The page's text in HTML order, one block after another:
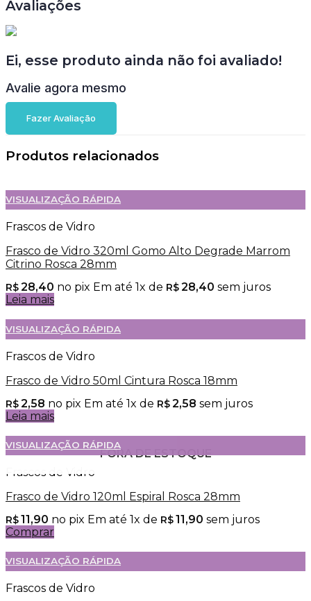
Avaliações
Ei, esse produto ainda não foi avaliado!
Avalie agora mesmo
Fazer Avaliação
Produtos relacionados
VISUALIZAÇÃO RÁPIDA
FORA DE ESTOQUE
Frascos de Vidro
Frasco de Vidro 320ml Gomo Alto Degrade Marrom
Citrino Rosca 28mm
R$28,40 no pix Em até 1x de R$28,40 sem juros
Leia mais
VISUALIZAÇÃO RÁPIDA
FORA DE ESTOQUE
Frascos de Vidro
Frasco de Vidro 50ml Cintura Rosca 18mm
R$2,58 no pix Em até 1x de R$2,58 sem juros
Leia mais
VISUALIZAÇÃO RÁPIDA
Frascos de Vidro
Frasco de Vidro 120ml Espiral Rosca 28mm
R$11,90 no pix Em até 1x de R$11,90 sem juros
Comprar
VISUALIZAÇÃO RÁPIDA
Frascos de Vidro